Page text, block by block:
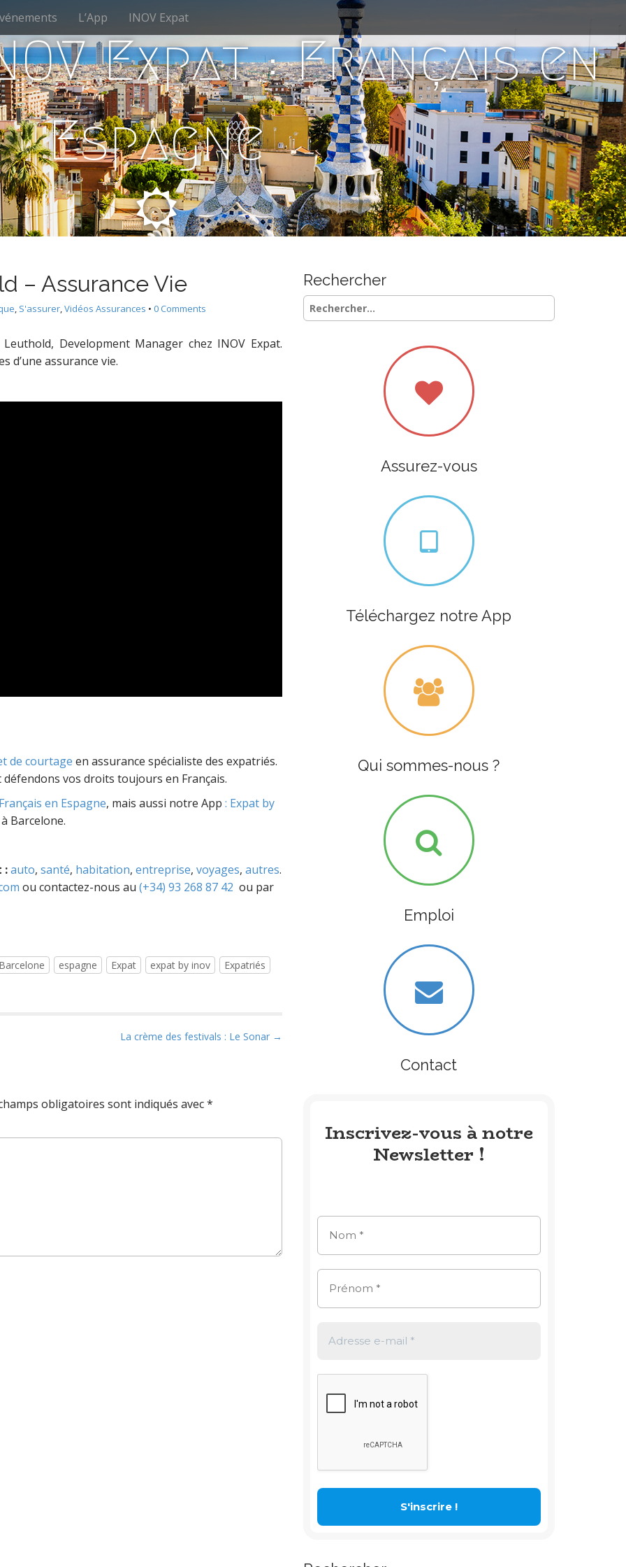
L’App INOV Expat
Expat : Français en
Espagne
– Assurance Vie
, S'assurer,Vidéos Assurances • 0 Comments
Development Manager chez INOV Expat.
d’une assurance vie.
de courtage en assurance spécialiste des expatriés.
vos droits toujours en Français.
Français en Espagne, mais aussi notre App : Expat by
Barcelone.
:auto, santé, habitation, entreprise, voyages, autres.
ou contactez-nous au (+34) 93 268 87 42 ou par
Barcelone espagne Expat expat by inov
Expatriés
La crème des festivals : Le Sonar →
obligatoires sont indiqués avec*
Rechercher
Rechercher :
Assurez-vous
Téléchargez notre App
Qui sommes-nous ?
Emploi
Contact
Inscrivez-vous à notre
Newsletter !